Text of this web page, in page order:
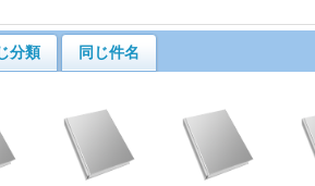
分類
同じ件名